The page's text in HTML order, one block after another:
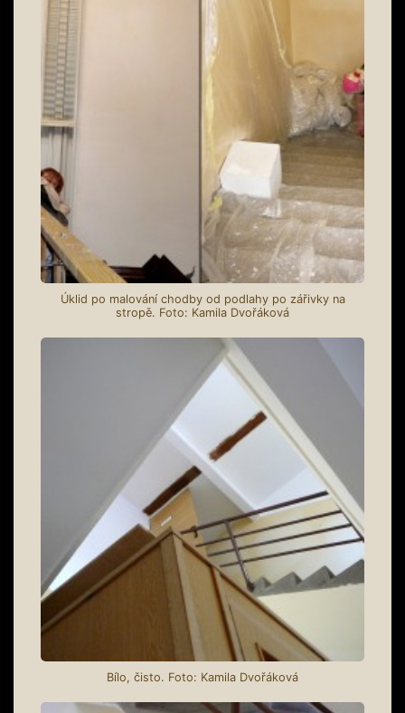
Úklid po malování chodby od podlahy po zářivky na
stropě. Foto: Kamila Dvořáková
Bílo, čisto. Foto: Kamila Dvořáková